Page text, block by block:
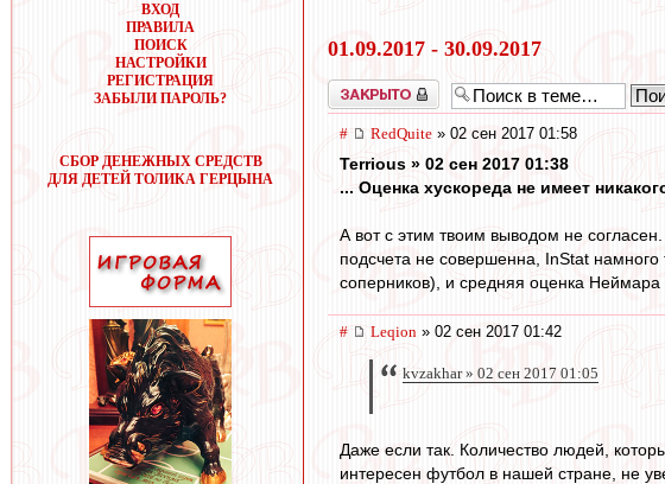
ВХОД
ПРАВИЛА
ПОИСК
НАСТРОЙКИ
РЕГИСТРАЦИЯ
ЗАБЫЛИ ПАРОЛЬ?
СБОР ДЕНЕЖНЫХ СРЕДСТВ
ДЛЯ ДЕТЕЙ ТОЛИКА ГЕРЦЫНА
01.09.2017 - 30.09.2017
Закрыто
# RedQuite » 02 сен 2017 01:58
Terrious » 02 сен 2017 01:38
... Оценка хускореда не имеет
А вот с этим твоим выводом не
подсчета не совершенна, InStаt
соперников), и средняя оценка Неймара
# Leqion » 02 сен 2017 01:42
kvzakhar » 02 сен 2017 01:05
Даже если так. Количество людей,
интересен футбол в нашей стране, не